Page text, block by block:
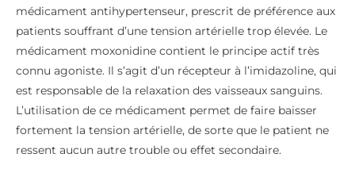
médicament antihypertenseur, prescrit de préférence aux
patients souffrant d’une tension artérielle trop élevée. Le
médicament moxonidine contient le principe actif très
connu agoniste. Il s’agit d’un récepteur à l’imidazoline, qui
est responsable de la relaxation des vaisseaux sanguins.
L’utilisation de ce médicament permet de faire baisser
fortement la tension artérielle, de sorte que le patient ne
ressent aucun autre trouble ou effet secondaire.